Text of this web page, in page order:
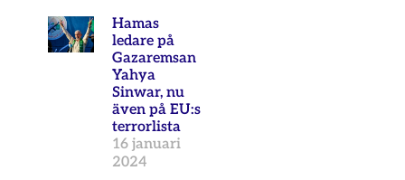
Hamas
ledare på
Gazaremsan
Yahya
Sinwar, nu
även på EU:s
terrorlista
16 januari
2024